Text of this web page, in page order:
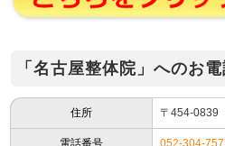
「名古屋整体院」へのお
住所 〒454-0839
電話番号 052-304-